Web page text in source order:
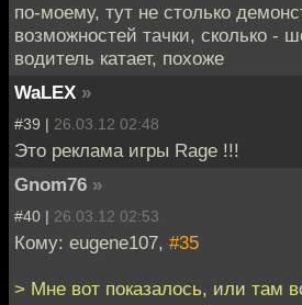
по-моему, тут не столько
возможностей тачки, сколько -
водитель катает, похоже
WaLEX »
#39 | 26.03.12 02:48
Это реклама игры Rage !!!
Gnom76 »
#40 | 26.03.12 02:53
Кому: eugene107, #35
> Мне вот показалось, или там